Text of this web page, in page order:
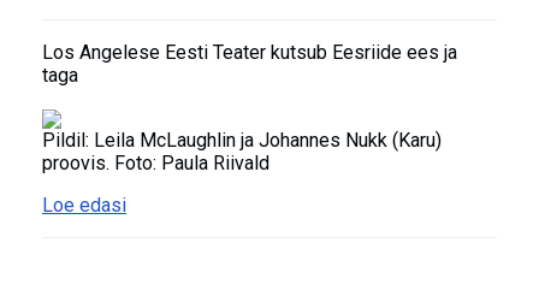
Los Angelese Eesti Teater kutsub Eesriide ees ja
taga
Pildil: Leila McLaughlin ja Johannes Nukk (Karu)
proovis. Foto: Paula Riivald
Loe edasi